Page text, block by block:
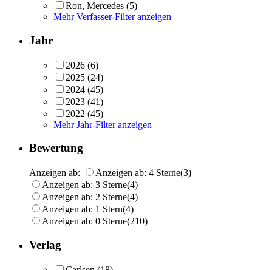
Ron, Mercedes (5)
Mehr Verfasser-Filter anzeigen
Jahr
2026 (6)
2025 (24)
2024 (45)
2023 (41)
2022 (45)
Mehr Jahr-Filter anzeigen
Bewertung
Anzeigen ab: Anzeigen ab: 4 Sterne(3)
Anzeigen ab: 3 Sterne(4)
Anzeigen ab: 2 Sterne(4)
Anzeigen ab: 1 Stern(4)
Anzeigen ab: 0 Sterne(210)
Verlag